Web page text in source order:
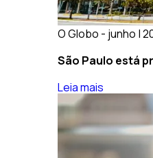
O Globo - junho |
São Paulo está
Leia mais